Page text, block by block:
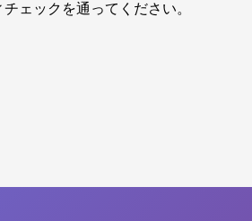
チェックを通ってください。